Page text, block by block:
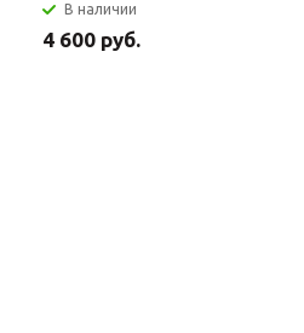
В наличии
4 600 руб.